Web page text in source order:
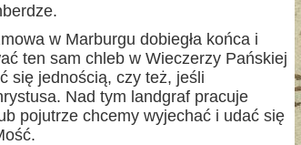
w Marburgu dobiegła końca i
ten sam chleb w Wieczerzy Pańskiej
się jednością, czy też, jeśli
Nad tym landgraf pracuje
pojutrze chcemy wyjechać i udać się